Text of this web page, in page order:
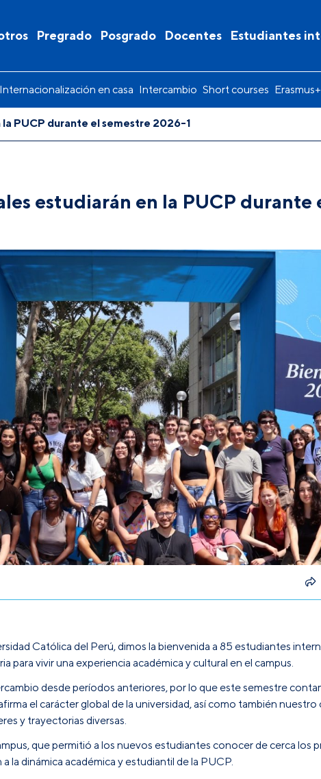
Pregrado Posgrado Docentes Estudiantes
Internacionalización en casa Intercambio Short courses Erasmus+
PUCP durante el semestre 2026-1
estudiarán en la PUCP durante
Católica del Perú, dimos la bienvenida a 85 estudiantes
vivir una experiencia académica y cultural en el campus.
desde períodos anteriores, por lo que este semestre
el carácter global de la universidad, así como también
y trayectorias diversas.
que permitió a los nuevos estudiantes conocer de cerca los
la dinámica académica y estudiantil de la PUCP.